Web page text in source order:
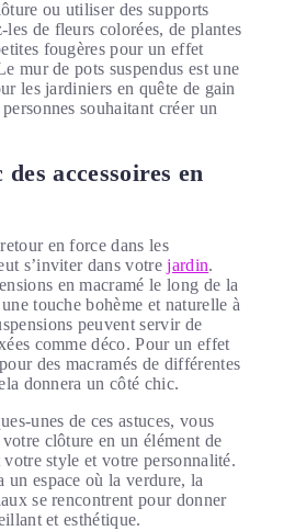
ou utiliser des supports
de fleurs colorées, de plantes
fougères pour un effet
mur de pots suspendus est une
les jardiniers en quête de gain
souhaitant créer un
accessoires en
en force dans les
s’inviter dans votrejardin.
en macramé le long de la
touche bohème et naturelle à
peuvent servir de
comme déco. Pour un effet
des macramés de différentes
donnera un côté chic.
unes de ces astuces, vous
clôture en un élément de
style et votre personnalité.
un espace où la verdure, la
se rencontrent pour donner
et esthétique.